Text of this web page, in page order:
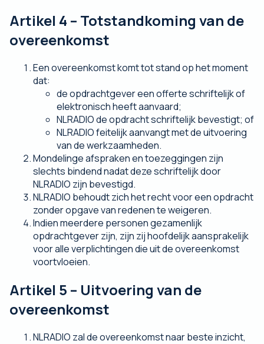
Artikel 4 – Totstandkoming van de
overeenkomst
Een overeenkomst komt tot stand op het moment
dat:
de opdrachtgever een offerte schriftelijk of
elektronisch heeft aanvaard;
NLRADIO de opdracht schriftelijk bevestigt; of
NLRADIO feitelijk aanvangt met de uitvoering
van de werkzaamheden.
Mondelinge afspraken en toezeggingen zijn
slechts bindend nadat deze schriftelijk door
NLRADIO zijn bevestigd.
NLRADIO behoudt zich het recht voor een opdracht
zonder opgave van redenen te weigeren.
Indien meerdere personen gezamenlijk
opdrachtgever zijn, zijn zij hoofdelijk aansprakelijk
voor alle verplichtingen die uit de overeenkomst
voortvloeien.
Artikel 5 – Uitvoering van de
overeenkomst
NLRADIO zal de overeenkomst naar beste inzicht,